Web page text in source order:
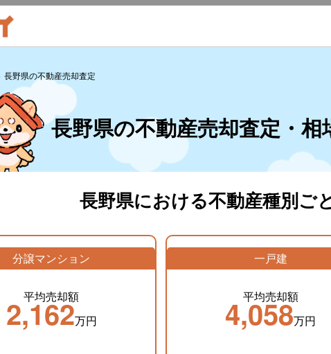
長野県の不動産売却査定
長野県の不動産売却査定・相
長野県における不動産種別ご
分譲マンション
平均売却額
2,162万円
一戸建
平均売却額
4,058万円